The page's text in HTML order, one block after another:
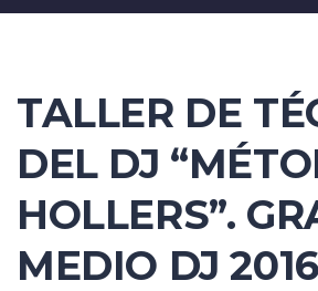
TALLER DE
DEL DJ
HOLLERS”.
MEDIO DJ